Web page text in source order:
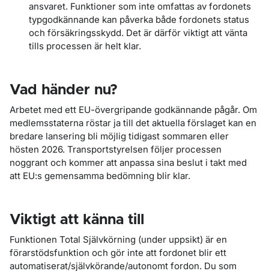
ansvaret. Funktioner som inte omfattas av fordonets
typgodkännande kan påverka både fordonets status
och försäkringsskydd. Det är därför viktigt att vänta
tills processen är helt klar.
Vad händer nu?
Arbetet med ett EU-övergripande godkännande pågår. Om
medlemsstaterna röstar ja till det aktuella förslaget kan en
bredare lansering bli möjlig tidigast sommaren eller
hösten 2026. Transportstyrelsen följer processen
noggrant och kommer att anpassa sina beslut i takt med
att EU:s gemensamma bedömning blir klar.
Viktigt att känna till
Funktionen Total Självkörning (under uppsikt) är en
förarstödsfunktion och gör inte att fordonet blir ett
automatiserat/självkörande/autonomt fordon. Du som